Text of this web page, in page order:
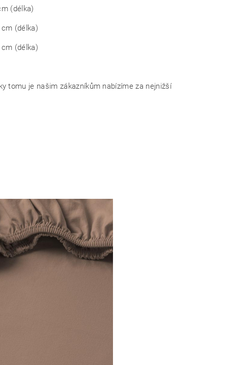
(délka)
(délka)
(délka)
tomu je našim zákazníkům nabízíme za nejnižší